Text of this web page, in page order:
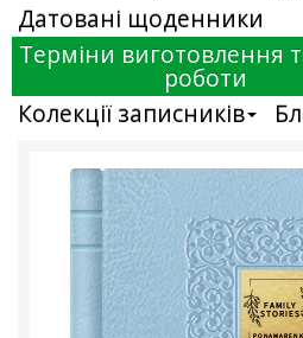
Датовані щоденники
Терміни виготовлення
роботи
Колекції записників